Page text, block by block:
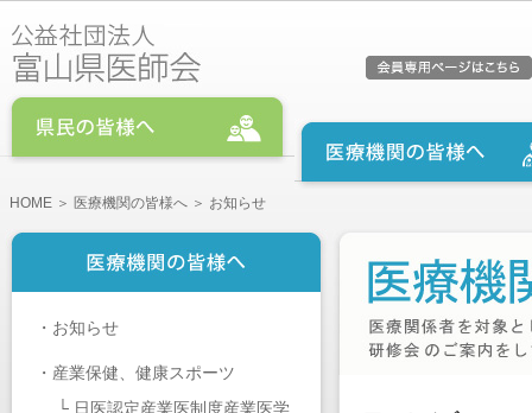
HOME ＞ 医療機関の皆様へ ＞ お知らせ
・ お知らせ
・ 産業保健、健康スポーツ
└ 日医認定産業医制度産業医学